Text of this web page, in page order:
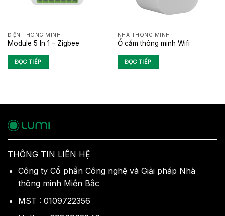
ĐIỆN THÔNG MINH
Module 5 In 1 – Zigbee
ĐỌC TIẾP
NHÀ THÔNG MINH
Ổ cắm thông minh Wifi
ĐỌC TIẾP
THÔNG TIN LIÊN HỆ
Công ty Cổ phần Công nghệ và Giải pháp Nhà
thông minh Miền Bắc
MST : 0109722356